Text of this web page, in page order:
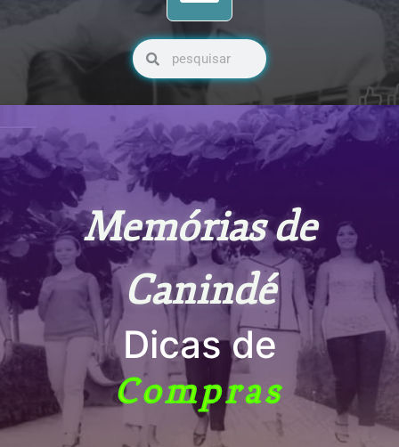
Pesquisar
Memórias de
Canindé
Dicas de
Compras